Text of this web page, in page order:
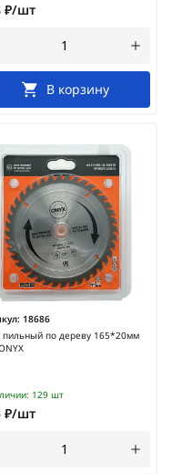
₽/шт
В корзину
18686
пильный по дереву 165*20мм
129 шт
₽/шт